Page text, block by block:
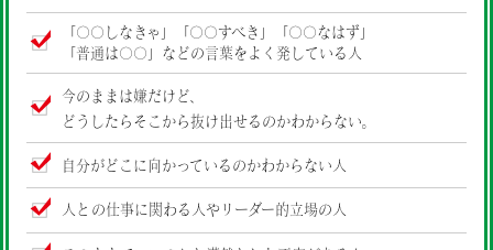
「〇〇しなきゃ」「〇〇すべき」「〇〇なはず」
「普通は〇〇」などの言葉をよく発している人
今のままは嫌だけど、
どうしたらそこから抜け出せるのかわからない。
自分がどこに向かっているのかわからない人
人との仕事に関わる人やリーダー的立場の人